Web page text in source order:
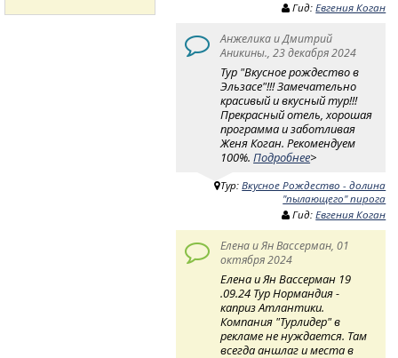
Гид:Евгения Коган
Анжелика и Дмитрий
Аникины., 23 декабря 2024
Тур "Вкусное рождество в
Эльзасе"!!! Замечательно
красивый и вкусный тур!!!
Прекрасный отель, хорошая
программа и заботливая
Женя Коган. Рекомендуем
100%.Подробнее>
Тур:Вкусное Рождество - долина
"пылающего" пирога
Гид:Евгения Коган
Елена и Ян Вассерман, 01
октября 2024
Елена и Ян Вассерман 19
.09.24 Тур Нормандия -
каприз Атлантики.
Компания "Турлидер" в
рекламе не нуждается. Там
всегда аншлаг и места в